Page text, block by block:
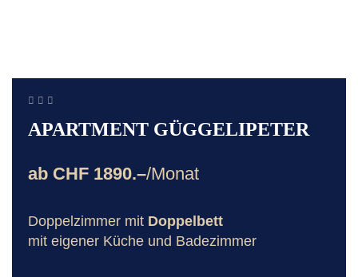
APARTMENT GÜGGELIPETER
ab CHF 1890.–/Monat
Doppelzimmer mit Doppelbett
mit eigener Küche und Badezimmer